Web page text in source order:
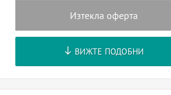
Изтекла оферта
ВИЖТЕ ПОДОБНИ